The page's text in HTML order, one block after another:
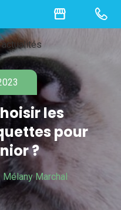
storefront
les
pour
?
Mélany Marchal